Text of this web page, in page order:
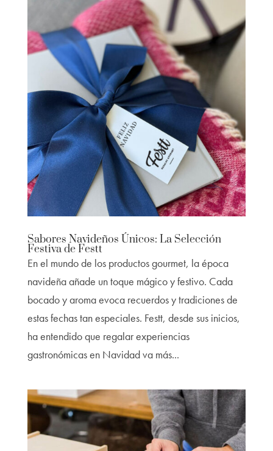
Sabores Navideños Únicos: La Selección
Festiva de Festt
En el mundo de los productos gourmet, la época
navideña añade un toque mágico y festivo. Cada
bocado y aroma evoca recuerdos y tradiciones de
estas fechas tan especiales. Festt, desde sus inicios,
ha entendido que regalar experiencias
gastronómicas en Navidad va más...